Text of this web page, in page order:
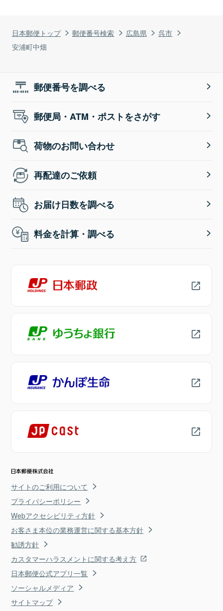
日本郵便トップ 郵便番号検索 広島県
呉市
安浦町中畑
郵便番号を調べる
郵便局・ATM・ポストをさがす
荷物のお問い合わせ
再配達のご依頼
お届け日数を調べる
料金を計算・調べる
サイトのご利用について
プライバシーポリシー
Webアクセシビリティ方針
お客さま本位の業務運営に関する基本方針
勧誘方針
カスタマーハラスメントに関する考え方
日本郵便公式アプリ一覧
ソーシャルメディア
サイトマップ